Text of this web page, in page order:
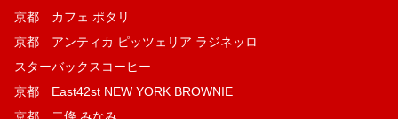
京都 カフェ ポタリ
京都 アンティカ ピッツェリア ラジネッロ
スターバックスコーヒー
京都 East42st NEW YORK BROWNIE